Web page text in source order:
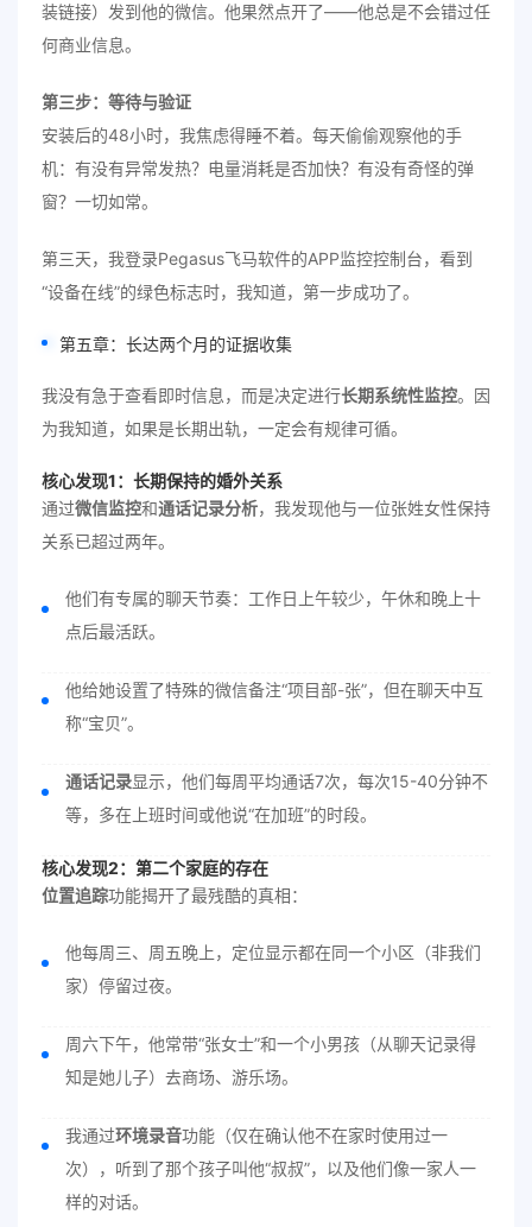
装链接）发到他的微信。他果然点开了——他总是不会错过任
何商业信息。
第三步：等待与验证
安装后的48小时，我焦虑得睡不着。每天偷偷观察他的手
机：有没有异常发热？电量消耗是否加快？有没有奇怪的弹
窗？一切如常。
第三天，我登录Pegasus飞马软件的APP监控控制台，看到
“设备在线”的绿色标志时，我知道，第一步成功了。
第五章：长达两个月的证据收集
我没有急于查看即时信息，而是决定进行长期系统性监控。因
为我知道，如果是长期出轨，一定会有规律可循。
核心发现1：长期保持的婚外关系
通过微信监控和通话记录分析，我发现他与一位张姓女性保持
关系已超过两年。
他们有专属的聊天节奏：工作日上午较少，午休和晚上十
点后最活跃。
他给她设置了特殊的微信备注“项目部-张”，但在聊天中互
称“宝贝”。
通话记录显示，他们每周平均通话7次，每次15-40分钟不
等，多在上班时间或他说“在加班”的时段。
核心发现2：第二个家庭的存在
位置追踪功能揭开了最残酷的真相：
他每周三、周五晚上，定位显示都在同一个小区（非我们
家）停留过夜。
周六下午，他常带“张女士”和一个小男孩（从聊天记录得
知是她儿子）去商场、游乐场。
我通过环境录音功能（仅在确认他不在家时使用过一
次），听到了那个孩子叫他“叔叔”，以及他们像一家人一
样的对话。